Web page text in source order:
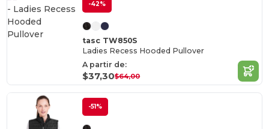
-42%
tasc TW850S
Ladies Recess Hooded Pullover
A partir de:
$37,30$64,00
-51%